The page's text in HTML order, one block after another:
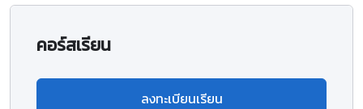
คอร์สเรียน
ลงทะเบียนเรียน